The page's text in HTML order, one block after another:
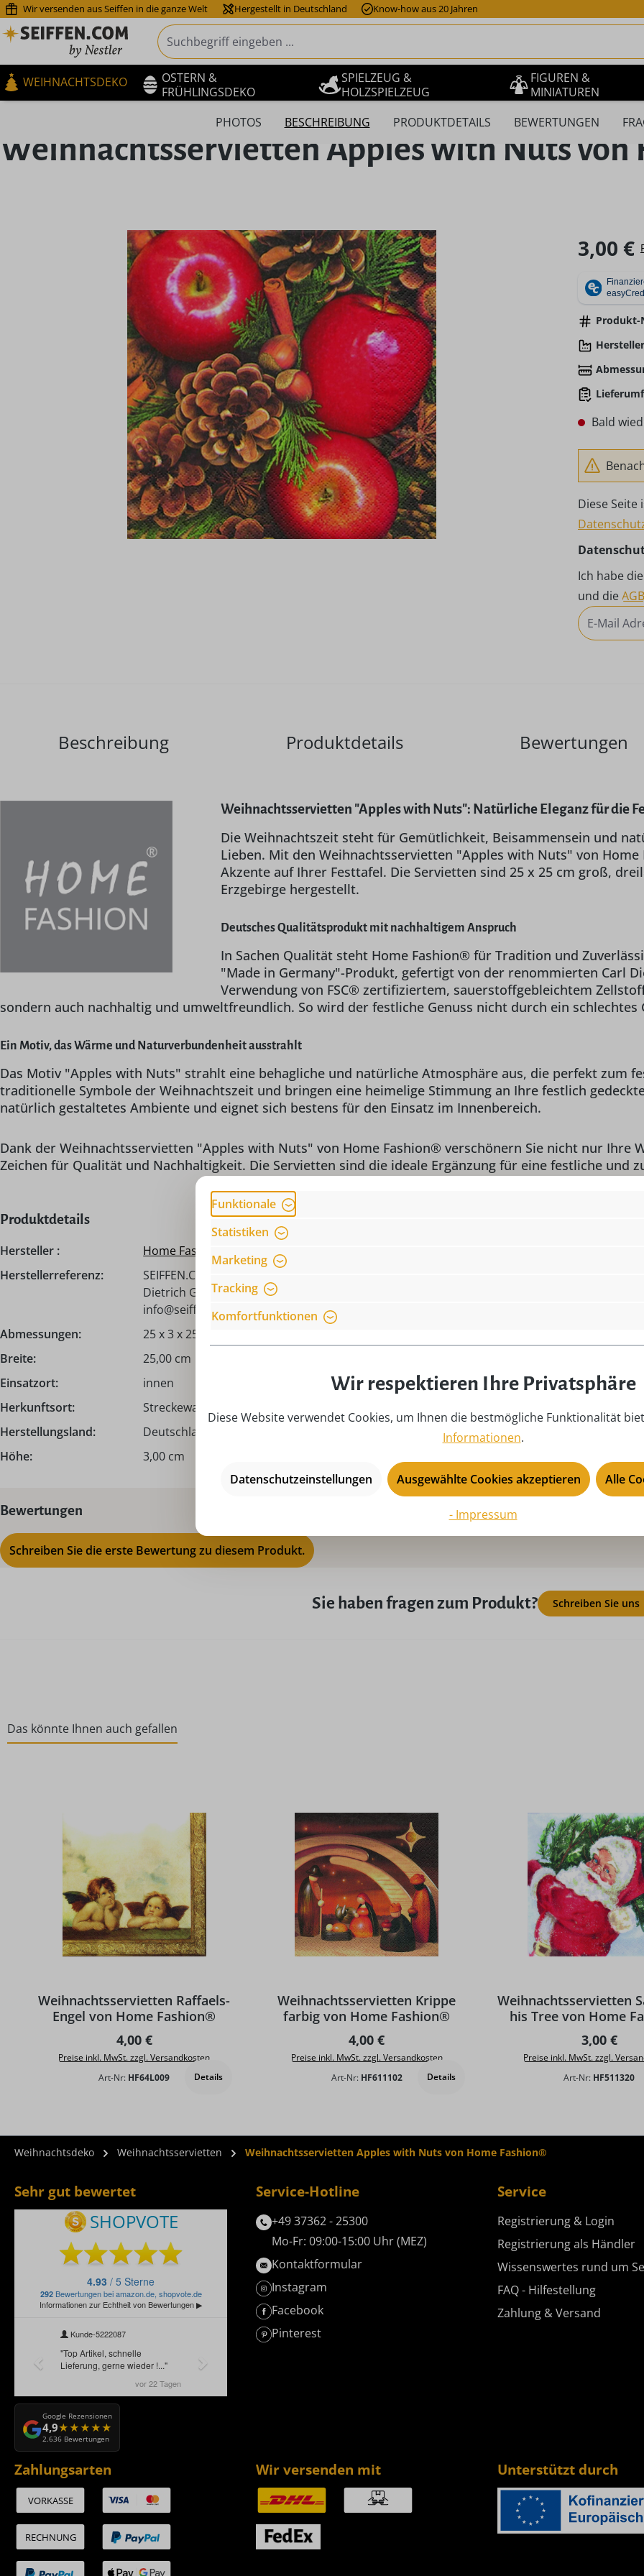
Hauptinhalt springen
Zur Suche springen
Zur Hauptnavigation springen
Wir versenden aus Seiffen in die ganze Welt Hergestellt in Deutschland Know-how aus 20 Jahren
WEIHNACHTSDEKO
OSTERN &
FRÜHLINGSDEKO
SPIELZEUG &
HOLZSPIELZEUG
FIGUREN &
MINIATUREN
PHOTOS
BESCHREIBUNG PRODUKTDETAILS BEWERTUNGEN
Weihnachtsservietten Apples with Nuts von
Bildergalerie überspringen Regulärer
3,00 €
Produkt-
Bald
Diese Seite
Ich habe die
und die AGB
Beschreibung Produktdetails Bewertungen
Weihnachtsservietten "Apples with Nuts": Natürliche Eleganz für die
Die Weihnachtszeit steht für Gemütlichkeit, Beisammensein und
Lieben. Mit den Weihnachtsservietten "Apples with Nuts" von
Akzente auf Ihrer Festtafel. Die Servietten sind 25 x 25 cm groß,
Erzgebirge hergestellt.
Deutsches Qualitätsprodukt mit nachhaltigem Anspruch
In Sachen Qualität steht Home Fashion® für Tradition und
"Made in Germany"-Produkt, gefertigt von der renommierten Carl
Verwendung von FSC® zertifiziertem, sauerstoffgebleichtem
sondern auch nachhaltig und umweltfreundlich. So wird der festliche Genuss nicht durch ein schlechtes
Ein Motiv, das Wärme und Naturverbundenheit ausstrahlt
Das Motiv "Apples with Nuts" strahlt eine behagliche und natürliche Atmosphäre aus, die perfekt zum
traditionelle Symbole der Weihnachtszeit und bringen eine heimelige Stimmung an Ihre festlich
natürlich gestaltetes Ambiente und eignet sich bestens für den Einsatz im Innenbereich.
Dank der Weihnachtsservietten "Apples with Nuts" von Home Fashion® verschönern Sie nicht nur Ihre
Zeichen für Qualität und Nachhaltigkeit. Die Servietten sind die ideale Ergänzung für eine festliche und
Produktdetails
Hersteller :
Home Fashion® | Carl Dietrich GmbH
Herstellerreferenz:
SEIFFEN.COM by Nestler GmbH, c/o Home Fashion® Carl
Dietrich GmbH, Hauptstraße 132, 09548 Seiffen,
info@seiffen.com
Abmessungen:
25 x 3 x 25 cm
Breite:
25,00 cm
Einsatzort:
innen
Herkunftsort:
Streckewalde I Erzgebirge
Herstellungsland:
Deutschland - Made in Germany
Höhe:
3,00 cm
Produkttyp:
Saison:
USP:
Bewertungen
Schreiben Sie die erste Bewertung zu diesem Produkt.
Sie haben fragen zum Produkt? Schreiben Sie uns
Das könnte Ihnen auch gefallen
Weihnachtsservietten Raffaels-
Engel von Home Fashion®
Regulärer Preis:
4,00 €
Preise inkl. MwSt. zzgl. Versandkosten
Art-Nr: HF64L009 Details
Weihnachtsservietten Krippe
farbig von Home Fashion®
Regulärer Preis:
4,00 €
Preise inkl. MwSt. zzgl. Versandkosten
Art-Nr: HF611102 Details
Weihnachtsservietten
his Tree von Home
Regulärer
3,00 €
Preise inkl. MwSt. zzgl.
Art-Nr: HF511320
Weihnachtsdeko Weihnachtsservietten Weihnachtsservietten Apples with Nuts von Home Fashion®
Sehr gut bewertet
Google Rezensionen
4,9
2.636 Bewertungen
Service-Hotline
+49 37362 - 25300
Mo-Fr: 09:00-15:00 Uhr (MEZ)
Kontaktformular
Instagram
Facebook
Pinterest
Service
Registrierung & Login
Registrierung als Händler
Wissenswertes rund um
FAQ - Hilfestellung
Zahlung & Versand
Zahlungsarten Wir versenden mit Unterstützt durch
Funktionale
Statistiken
Marketing
Tracking
Komfortfunktionen
Wir respektieren Ihre Privatsphäre
Diese Website verwendet Cookies, um Ihnen die bestmögliche Funktionalität
Informationen.
Datenschutzeinstellungen Ausgewählte Cookies akzeptieren Alle
- Impressum